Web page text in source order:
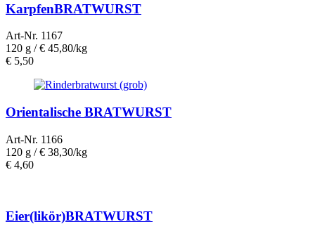
KarpfenBRATWURST
Art-Nr. 1167
120 g /€ 45,80/kg
€ 5,50
Orientalische BRATWURST
Art-Nr. 1166
120 g /€ 38,30/kg
€ 4,60
Eier(likör)BRATWURST